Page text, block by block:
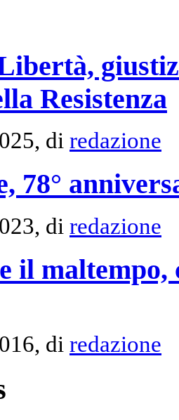
Resistenza
di redazione
78°
di redazione
il
di redazione